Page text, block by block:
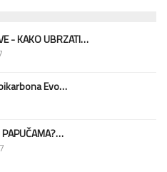
- KAKO UBRZATI…
Evo…
PAPUČAMA?…